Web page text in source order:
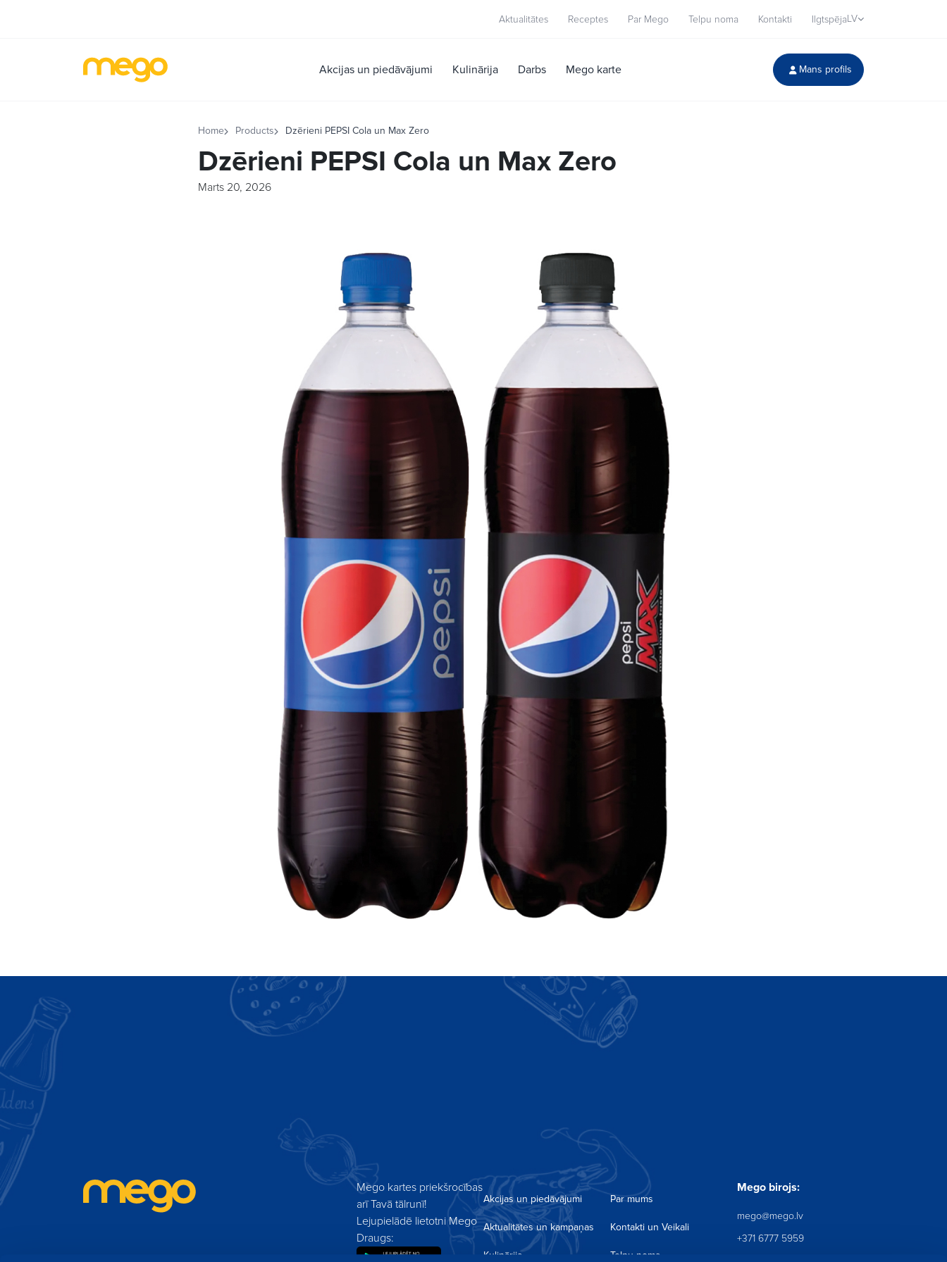
Aktualitātes Receptes Par Mego Telpu noma Kontakti IlgtspējaLV
Akcijas un piedāvājumi Kulinārija Darbs Mego karte Mans profils
Home Products Dzērieni PEPSI Cola un Max Zero
Dzērieni PEPSI Cola un Max Zero
Marts 20, 2026
Mego kartes priekšrocības
arī Tavā tālrunī!
Lejupielādē lietotni Mego
Draugs:
Akcijas un piedāvājumi
Aktualitātes un kampaņas
Kulinārija
Par mums
Kontakti un Veikali
Telpu noma
Mego birojs:
mego@mego.lv
+371 6777 5959